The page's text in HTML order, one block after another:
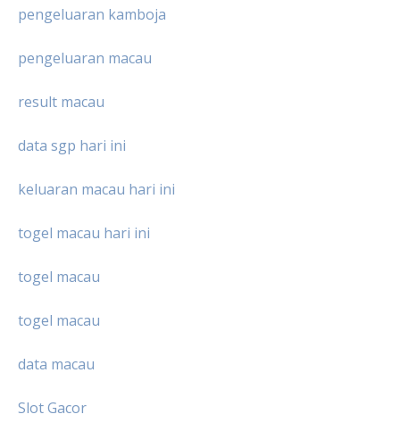
pengeluaran kamboja
pengeluaran macau
result macau
data sgp hari ini
keluaran macau hari ini
togel macau hari ini
togel macau
togel macau
data macau
Slot Gacor